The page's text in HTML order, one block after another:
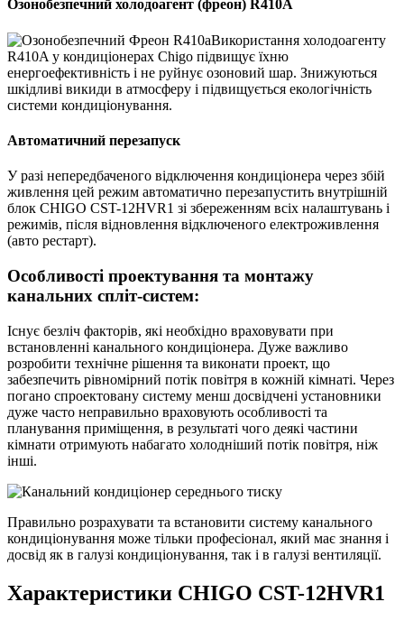
Озонобезпечний холодоагент (фреон) R410A
Використання холодоагенту
R410A у кондиціонерах Chigo підвищує їхню
енергоефективність і не руйнує озоновий шар. Знижуються
шкідливі викиди в атмосферу і підвищується екологічність
системи кондиціонування.
Автоматичний перезапуск
У разі непередбаченого відключення кондиціонера через збій
живлення цей режим автоматично перезапустить внутрішній
блок CHIGO CST-12HVR1 зі збереженням всіх налаштувань і
режимів, після відновлення відключеного електроживлення
(авто рестарт).
Особливості проектування та монтажу
канальних спліт-систем:
Існує безліч факторів, які необхідно враховувати при
встановленні канального кондиціонера. Дуже важливо
розробити технічне рішення та виконати проект, що
забезпечить рівномірний потік повітря в кожній кімнаті. Через
погано спроектовану систему менш досвідчені установники
дуже часто неправильно враховують особливості та
планування приміщення, в результаті чого деякі частини
кімнати отримують набагато холодніший потік повітря, ніж
інші.
Правильно розрахувати та встановити систему канального
кондиціонування може тільки професіонал, який має знання і
досвід як в галузі кондиціонування, так і в галузі вентиляції.
Характеристики CHIGO CST-12HVR1